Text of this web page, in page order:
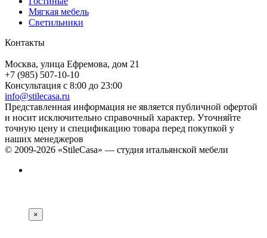
Мягкая мебель
Светильники
Контакты
Москва, улица Ефремова, дом 21
+7 (985) 507-10-10
Консультация с 8:00 до 23:00
info@stilecasa.ru
Представленная информация не является публичной офертой
и носит исключительно справочный характер. Уточняйте
точную цену и спецификацию товара перед покупкой у
наших менеджеров
© 2009-2026 «StileCasa» — студия итальянской мебели
×